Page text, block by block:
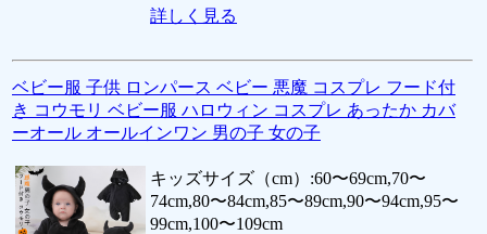
詳しく見る
ベビー服 子供 ロンパース ベビー 悪魔 コスプレ フード付
き コウモリ ベビー服 ハロウィン コスプレ あったか カバ
ーオール オールインワン 男の子 女の子
キッズサイズ（cm）:60〜69cm,70〜
74cm,80〜84cm,85〜89cm,90〜94cm,95〜
99cm,100〜109cm